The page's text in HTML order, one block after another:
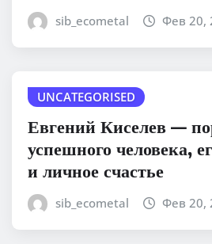
sib_ecometal Фев 20,
UNCATEGORISED
Евгений Киселев —
успешного человека,
и личное счастье
sib_ecometal Фев 20,